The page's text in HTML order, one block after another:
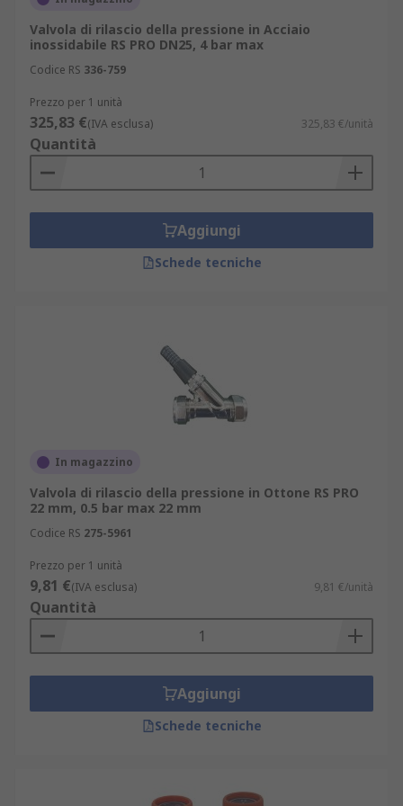
pressione sono usate più comunemente per gli
impianti con liquidi, mentre le valvole di
pressione di sicurezza sono più diffuse negli
impianti a gas.
Valvola di rilascio della pressione in Acciaio
inossidabile RS PRO DN25, 4 bar max
Codice RS 336-759
Prezzo per 1 unità
325,83 €(IVA esclusa) 325,83 €/unità
Quantità
Aggiungi
Schede tecniche
In magazzino
Valvola di rilascio della pressione in Ottone RS PRO
22 mm, 0.5 bar max 22 mm
Codice RS 275-5961
Prezzo per 1 unità
9,81 €(IVA esclusa) 9,81 €/unità
Quantità
Aggiungi
Schede tecniche